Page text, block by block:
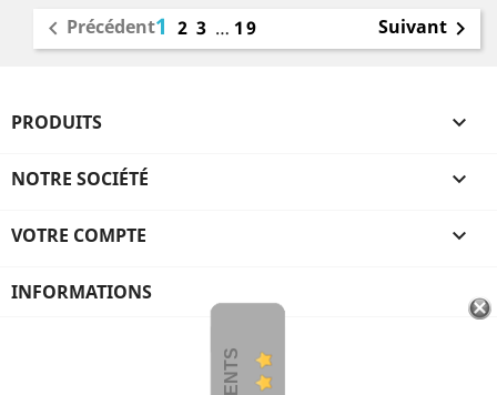
 Précédent1 2 3 … 19 Suivant 
PRODUITS 
NOTRE SOCIÉTÉ 
VOTRE COMPTE 
INFORMATIONS